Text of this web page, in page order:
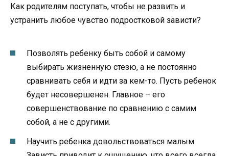
Как родителям поступать, чтобы не развить и
устранить любое чувство подростковой зависти?
Позволять ребенку быть собой и самому
выбирать жизненную стезю, а не постоянно
сравнивать себя и идти за кем-то. Пусть ребенок
будет несовершенен. Главное – его
совершенствование по сравнению с самим
собой, а не с другими.
Научить ребенка довольствоваться малым.